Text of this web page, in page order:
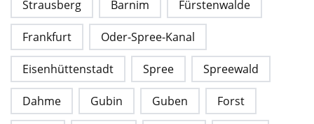
Strausberg Barnim Fürstenwalde
Frankfurt Oder-Spree-Kanal
Eisenhüttenstadt Spree Spreewald
Dahme Gubin Guben Forst